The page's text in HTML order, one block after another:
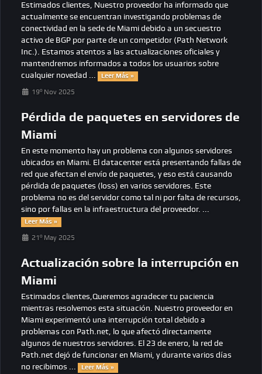
Estimados clientes, Nuestro proveedor ha informado que
actualmente se encuentran investigando problemas de
conectividad en la sede de Miami debido a un secuestro
activo de BGP por parte de un competidor (Path Network
Inc.). Estamos atentos a las actualizaciones oficiales y
mantendremos informados a todos los usuarios sobre
cualquier novedad ...
Leer Más »
19º Nov 2025
Pérdida de paquetes en servidores de
Miami
En este momento hay un problema con algunos servidores
ubicados en Miami. El datacenter está presentando fallas de
red que afectan el envío de paquetes, y eso está causando
pérdida de paquetes (loss) en varios servidores. Este
problema no es del servidor como tal ni por falta de recursos,
sino por fallas en la infraestructura del proveedor. ...
Leer Más »
21º May 2025
Actualización sobre la interrupción en
Miami
Estimados clientes,Queremos agradecer tu paciencia
mientras resolvemos esta situación. Nuestro proveedor en
Miami experimentó una interrupción total debido a
problemas con Path.net, lo que afectó directamente
algunos de nuestros servidores. El 23 de enero, la red de
Path.net dejó de funcionar en Miami, y durante varios días
no recibimos ...
Leer Más »